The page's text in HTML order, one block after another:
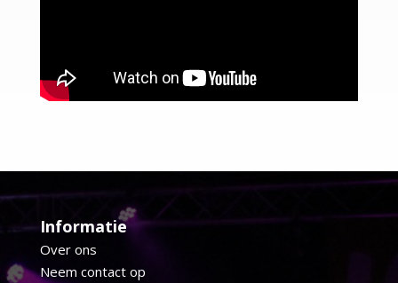
Informatie
Over ons
Neem contact op